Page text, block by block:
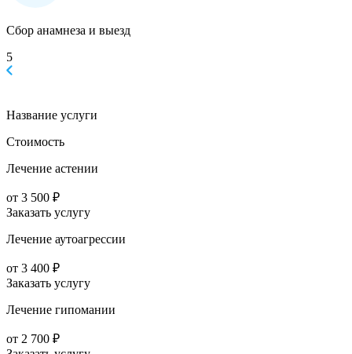
Сбор анамнеза и выезд
5
Название услуги
Стоимость
Лечение астении
от 3 500 ₽
Заказать услугу
Лечение аутоагрессии
от 3 400 ₽
Заказать услугу
Лечение гипомании
от 2 700 ₽